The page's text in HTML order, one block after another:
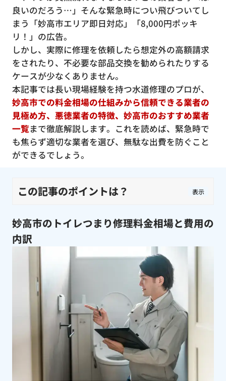
良いのだろう…」そんな緊急時につい飛びついてし
まう「妙高市エリア即日対応」「8,000円ポッキ
リ！」の広告。
しかし、実際に修理を依頼したら想定外の高額請求
をされたり、不必要な部品交換を勧められたりする
ケースが少なくありません。
本記事では長い現場経験を持つ水道修理のプロが、
妙高市での料金相場の仕組みから信頼できる業者の
見極め方、悪徳業者の特徴、妙高市のおすすめ業者
一覧まで徹底解説します。これを読めば、緊急時で
も焦らず適切な業者を選び、無駄な出費を防ぐこと
ができるでしょう。
この記事のポイントは？ 表示
妙高市のトイレつまり修理料金相場と費用の
内訳